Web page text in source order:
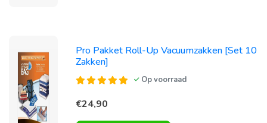
Pro Pakket Roll-Up Vacuumzakken [Set 10
Zakken]
Op voorraad
€24,90